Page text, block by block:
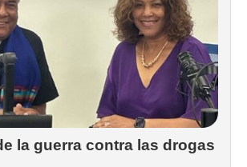
la guerra contra las drogas